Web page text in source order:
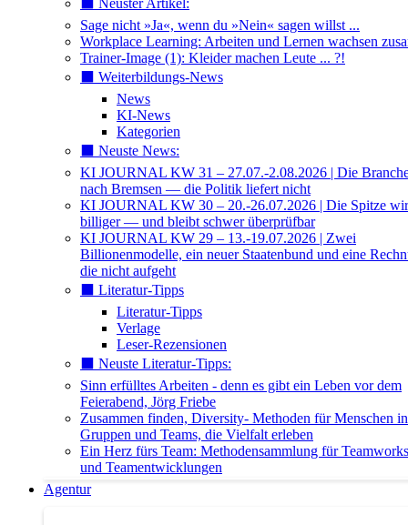
⬛️ Neuster Artikel:
Sage nicht »Ja«, wenn du »Nein« sagen willst ...
Workplace Learning: Arbeiten und Lernen wachsen
Trainer-Image (1): Kleider machen Leute ... ?!
⬛️ Weiterbildungs-News
News
KI-News
Kategorien
⬛️ Neuste News:
KI JOURNAL KW 31 – 27.07.-2.08.2026 | Die
nach Bremsen — die Politik liefert nicht
KI JOURNAL KW 30 – 20.-26.07.2026 | Die Spitze
billiger — und bleibt schwer überprüfbar
KI JOURNAL KW 29 – 13.-19.07.2026 | Zwei
Billionenmodelle, ein neuer Staatenbund und eine
die nicht aufgeht
⬛️ Literatur-Tipps
Literatur-Tipps
Verlage
Leser-Rezensionen
⬛️ Neuste Literatur-Tipps:
Sinn erfülltes Arbeiten - denn es gibt ein Leben vor dem
Feierabend, Jörg Friebe
Zusammen finden, Diversity- Methoden für Menschen in
Gruppen und Teams, die Vielfalt erleben
Ein Herz fürs Team: Methodensammlung für
und Teamentwicklungen
Agentur